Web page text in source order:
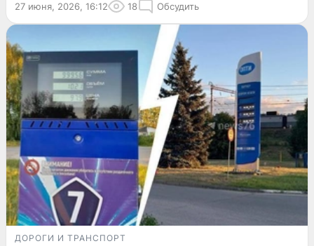
27 июня, 2026, 16:12 18 Обсудить
ДОРОГИ И ТРАНСПОРТ